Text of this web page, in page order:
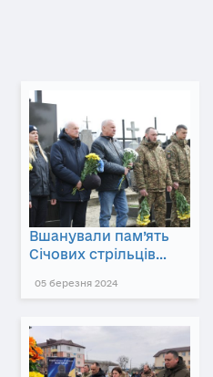
Вшанували пам’ять
Січових стрільців…
05 березня 2024